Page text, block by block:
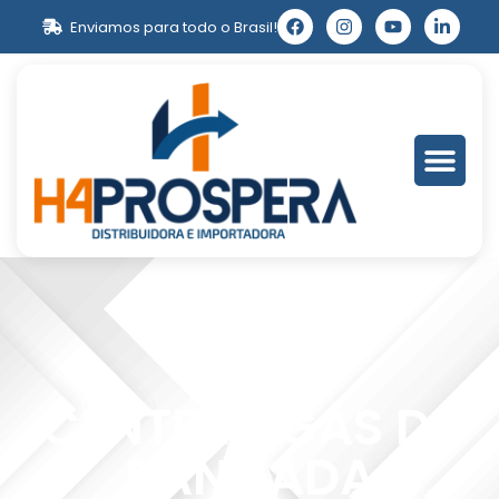
Enviamos para todo o Brasil!
BANCADA